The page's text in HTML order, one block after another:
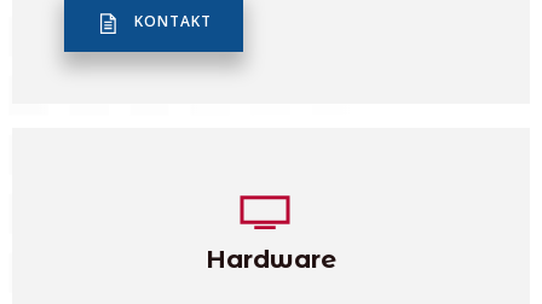
KONTAKT
Hardware